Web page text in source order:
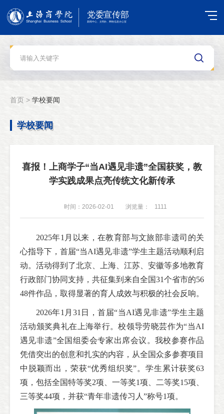
首页 > 学校要闻
学校要闻
喜报！上商学子“当AI遇见非遗”全国获奖，教
学实践成果点亮传统文化新传承
时间：2026-02-01 浏览量： 1111
2025年1月以来，在教育部与文旅部非遗司的关
心指导下，首届“当AI遇见非遗”学生主题活动顺利启
动。活动得到了北京、上海、江苏、安徽等多地教育
行政部门协同支持，共征集到来自全国31个省市的56
48件作品，取得显著的育人成效与积极的社会反响。
2026年1月31日，首届“当AI遇见非遗”学生主题
活动颁奖典礼在上海举行。校领导劳晓芸作为“当AI
遇见非遗”全国组委会专家出席会议。我校参赛作品
凭借突出的创意和扎实的内容，从全国众多参赛项目
中脱颖而出，荣获“优秀组织奖”。学生累计获奖63
项，包括全国特等奖2项、一等奖1项、二等奖15项、
三等奖44项，并获“青年非遗传习人”称号1项。